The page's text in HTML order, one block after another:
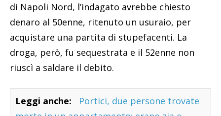
di Napoli Nord, l’indagato avrebbe chiesto
denaro al 50enne, ritenuto un usuraio, per
acquistare una partita di stupefacenti. La
droga, però, fu sequestrata e il 52enne non
riuscì a saldare il debito.
Leggi anche:
Portici, due persone trovate